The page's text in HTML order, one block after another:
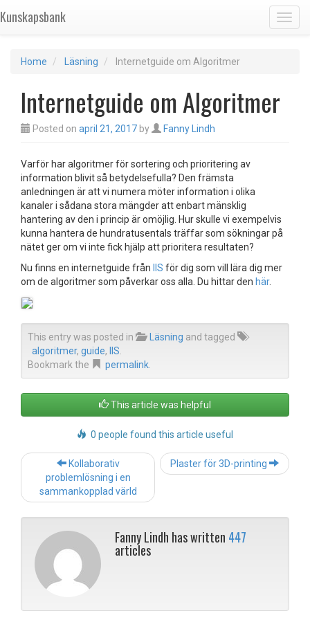
Kunskapsbank
Home Läsning Internetguide om Algoritmer
Internetguide om Algoritmer
Posted on april 21, 2017 by Fanny Lindh
Varför har algoritmer för sortering och prioritering av
information blivit så betydelsefulla? Den främsta
anledningen är att vi numera möter information i olika
kanaler i sådana stora mängder att enbart mänsklig
hantering av den i princip är omöjlig. Hur skulle vi exempelvis
kunna hantera de hundratusentals träffar som sökningar på
nätet ger om vi inte fick hjälp att prioritera resultaten?
Nu finns en internetguide från
IIS för dig som vill lära dig mer
om de algoritmer som påverkar oss alla. Du hittar den här.
This entry was posted in Läsning and tagged
algoritmer, guide, IIS.
Bookmark the
permalink.
This article was helpful
0 people found this article useful
Post
navigation
Kollaborativ
problemlösning i en
sammankopplad värld
Plaster för 3D-printing
Fanny Lindh has written 447
articles